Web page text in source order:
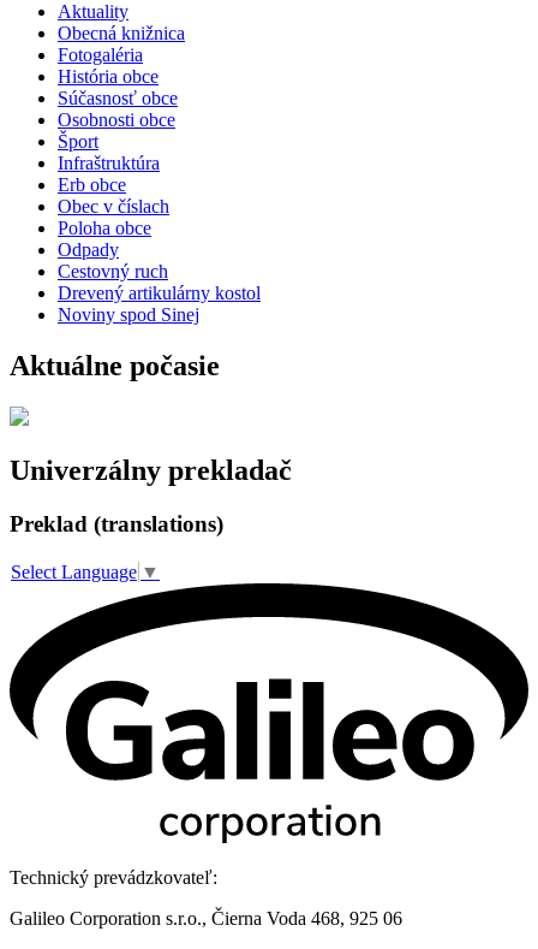
Aktuality
Obecná knižnica
Fotogaléria
História obce
Súčasnosť obce
Osobnosti obce
Šport
Infraštruktúra
Erb obce
Obec v číslach
Poloha obce
Odpady
Cestovný ruch
Drevený artikulárny kostol
Noviny spod Sinej
Aktuálne počasie
Univerzálny prekladač
Preklad (translations)
Select Language ▼
Technický prevádzkovateľ:
Galileo Corporation s.r.o., Čierna Voda 468, 925 06